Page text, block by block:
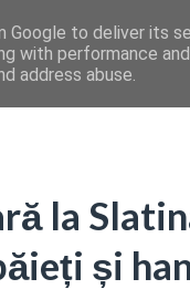
la
și
Google to deliver its
with performance
address abuse.